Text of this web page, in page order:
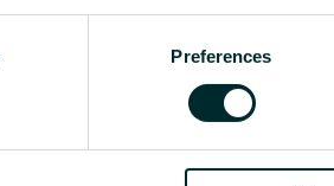
Preferences